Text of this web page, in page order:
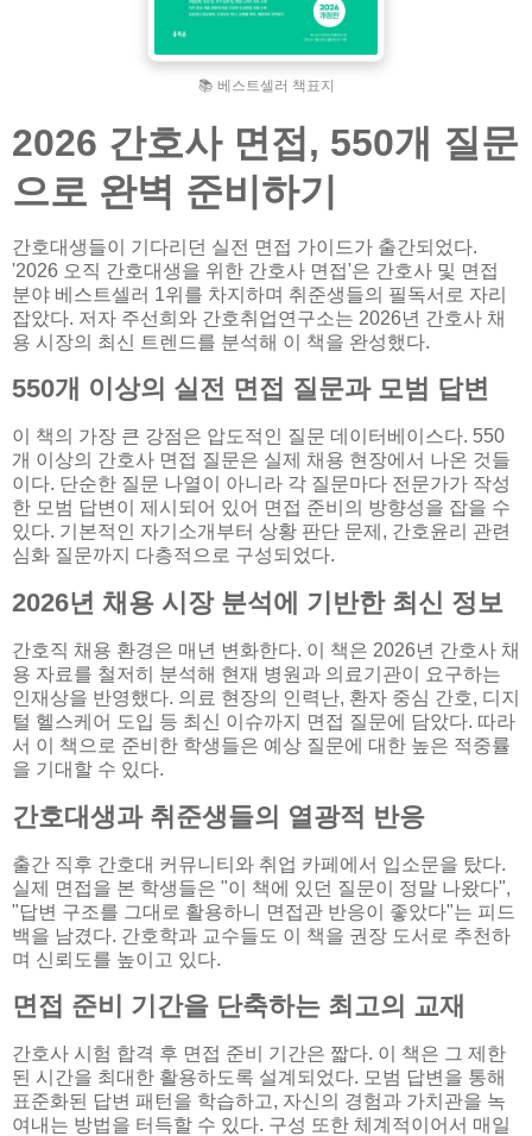
📚 베스트셀러 책표지
2026 간호사 면접, 550개 질문
으로 완벽 준비하기
간호대생들이 기다리던 실전 면접 가이드가 출간되었다.
'2026 오직 간호대생을 위한 간호사 면접'은 간호사 및 면접
분야 베스트셀러 1위를 차지하며 취준생들의 필독서로 자리
잡았다. 저자 주선희와 간호취업연구소는 2026년 간호사 채
용 시장의 최신 트렌드를 분석해 이 책을 완성했다.
550개 이상의 실전 면접 질문과 모범 답변
이 책의 가장 큰 강점은 압도적인 질문 데이터베이스다. 550
개 이상의 간호사 면접 질문은 실제 채용 현장에서 나온 것들
이다. 단순한 질문 나열이 아니라 각 질문마다 전문가가 작성
한 모범 답변이 제시되어 있어 면접 준비의 방향성을 잡을 수
있다. 기본적인 자기소개부터 상황 판단 문제, 간호윤리 관련
심화 질문까지 다층적으로 구성되었다.
2026년 채용 시장 분석에 기반한 최신 정보
간호직 채용 환경은 매년 변화한다. 이 책은 2026년 간호사 채
용 자료를 철저히 분석해 현재 병원과 의료기관이 요구하는
인재상을 반영했다. 의료 현장의 인력난, 환자 중심 간호, 디지
털 헬스케어 도입 등 최신 이슈까지 면접 질문에 담았다. 따라
서 이 책으로 준비한 학생들은 예상 질문에 대한 높은 적중률
을 기대할 수 있다.
간호대생과 취준생들의 열광적 반응
출간 직후 간호대 커뮤니티와 취업 카페에서 입소문을 탔다.
실제 면접을 본 학생들은 "이 책에 있던 질문이 정말 나왔다",
"답변 구조를 그대로 활용하니 면접관 반응이 좋았다"는 피드
백을 남겼다. 간호학과 교수들도 이 책을 권장 도서로 추천하
며 신뢰도를 높이고 있다.
면접 준비 기간을 단축하는 최고의 교재
간호사 시험 합격 후 면접 준비 기간은 짧다. 이 책은 그 제한
된 시간을 최대한 활용하도록 설계되었다. 모범 답변을 통해
표준화된 답변 패턴을 학습하고, 자신의 경험과 가치관을 녹
여내는 방법을 터득할 수 있다. 구성 또한 체계적이어서 매일